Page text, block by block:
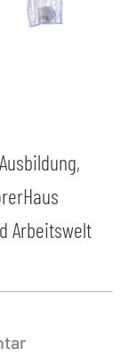
Arbeitswelt